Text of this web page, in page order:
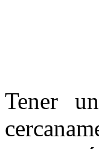
Tener